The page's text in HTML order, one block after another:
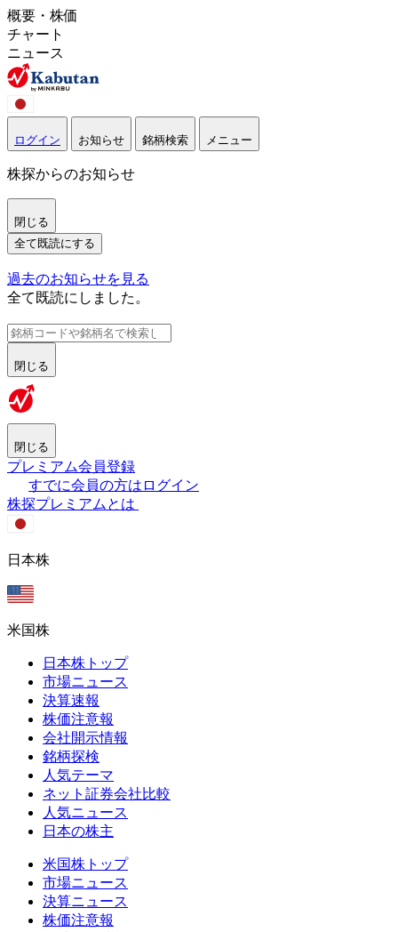
概要・株価
チャート
ニュース
ログイン お知らせ 銘柄検索 メニュー
株探からのお知らせ
閉じる
全て既読にする
過去のお知らせを見る
全て既読にしました。
閉じる
閉じる
プレミアム会員登録
すでに会員の方はログイン
株探プレミアムとは
日本株
米国株
日本株トップ
市場ニュース
決算速報
株価注意報
会社開示情報
銘柄探検
人気テーマ
ネット証券会社比較
人気ニュース
日本の株主
米国株トップ
市場ニュース
決算ニュース
株価注意報